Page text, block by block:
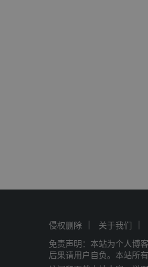
侵权删除 关于我们
免责声明：本站为个人博
后果请用户自负。本站所